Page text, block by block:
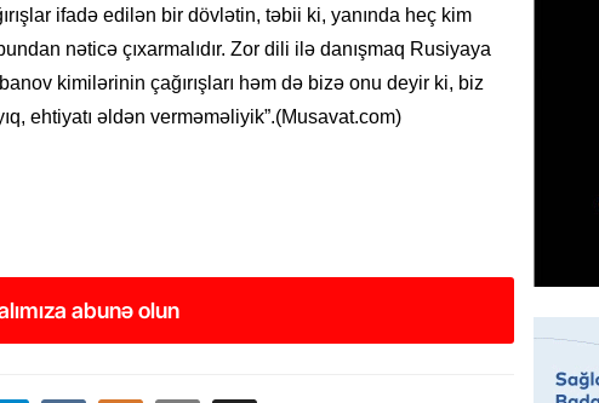
ifadə edilən bir dövlətin, təbii ki, yanında heç kim
nəticə çıxarmalıdır. Zor dili ilə danışmaq Rusiyaya
kimilərinin çağırışları həm də bizə onu deyir ki, biz
ehtiyatı əldən verməməliyik”.(Musavat.com)
abunə olun
ilə